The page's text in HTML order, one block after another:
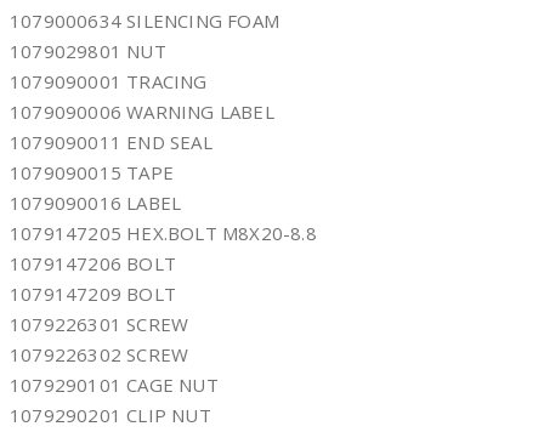
1079000634 SILENCING FOAM
1079029801 NUT
1079090001 TRACING
1079090006 WARNING LABEL
1079090011 END SEAL
1079090015 TAPE
1079090016 LABEL
1079147205 HEX.BOLT M8X20-8.8
1079147206 BOLT
1079147209 BOLT
1079226301 SCREW
1079226302 SCREW
1079290101 CAGE NUT
1079290201 CLIP NUT